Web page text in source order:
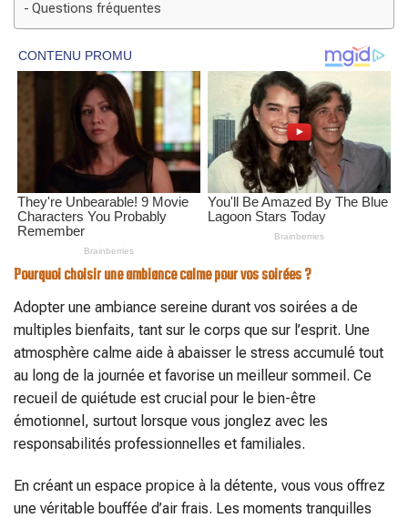
Questions fréquentes
Pourquoi choisir une ambiance calme pour vos soirées ?
Adopter une ambiance sereine durant vos soirées a de
multiples bienfaits, tant sur le corps que sur l’esprit. Une
atmosphère calme aide à abaisser le stress accumulé tout
au long de la journée et favorise un meilleur sommeil. Ce
recueil de quiétude est crucial pour le bien-être
émotionnel, surtout lorsque vous jonglez avec les
responsabilités professionnelles et familiales.
En créant un espace propice à la détente, vous vous offrez
une véritable bouffée d’air frais. Les moments tranquilles